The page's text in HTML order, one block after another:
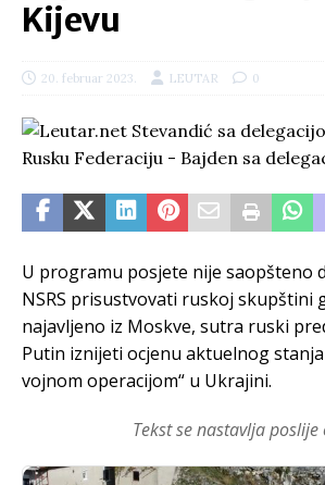
Kijevu
20. februar 2023. LEUTAR 0
U programu posjete nije saopšteno
NSRS prisustvovati ruskoj skupštini
najavljeno iz Moskve, sutra ruski
Putin iznijeti ocjenu aktuelnog
vojnom operacijom“ u Ukrajini.
Tekst se nastavlja poslije